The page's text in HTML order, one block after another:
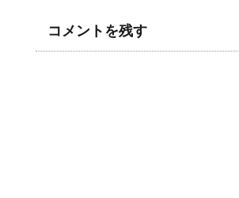
コメントを残す